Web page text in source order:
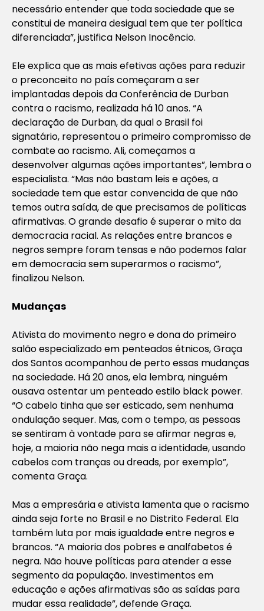
necessário entender que toda sociedade que se
constitui de maneira desigual tem que ter política
diferenciada”, justifica Nelson Inocêncio.
Ele explica que as mais efetivas ações para reduzir
o preconceito no país começaram a ser
implantadas depois da Conferência de Durban
contra o racismo, realizada há 10 anos. “A
declaração de Durban, da qual o Brasil foi
signatário, representou o primeiro compromisso de
combate ao racismo. Ali, começamos a
desenvolver algumas ações importantes”, lembra o
especialista. “Mas não bastam leis e ações, a
sociedade tem que estar convencida de que não
temos outra saída, de que precisamos de políticas
afirmativas. O grande desafio é superar o mito da
democracia racial. As relações entre brancos e
negros sempre foram tensas e não podemos falar
em democracia sem superarmos o racismo”,
finalizou Nelson.
Mudanças
Ativista do movimento negro e dona do primeiro
salão especializado em penteados étnicos, Graça
dos Santos acompanhou de perto essas mudanças
na sociedade. Há 20 anos, ela lembra, ninguém
ousava ostentar um penteado estilo black power.
“O cabelo tinha que ser esticado, sem nenhuma
ondulação sequer. Mas, com o tempo, as pessoas
se sentiram à vontade para se afirmar negras e,
hoje, a maioria não nega mais a identidade, usando
cabelos com tranças ou dreads, por exemplo”,
comenta Graça.
Mas a empresária e ativista lamenta que o racismo
ainda seja forte no Brasil e no Distrito Federal. Ela
também luta por mais igualdade entre negros e
brancos. “A maioria dos pobres e analfabetos é
negra. Não houve políticas para atender a esse
segmento da população. Investimentos em
educação e ações afirmativas são as saídas para
mudar essa realidade”, defende Graça.